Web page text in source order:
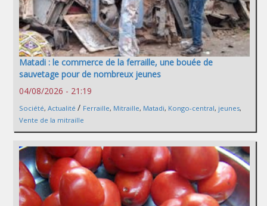
Matadi : le commerce de la ferraille, une bouée de
sauvetage pour de nombreux jeunes
04/08/2026 - 21:19
Société, Actualité / Ferraille, Mitraille, Matadi, Kongo-central, jeunes,
Vente de la mitraille